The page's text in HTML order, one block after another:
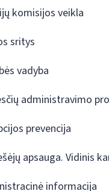
komisijos veikla
sritys
vadyba
administravimo
prevencija
apsauga. Vidinis
informacija